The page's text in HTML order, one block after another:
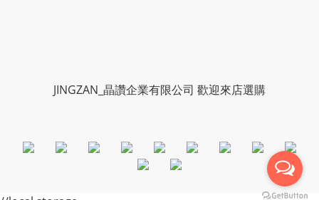
JINGZAN_晶讚企業有限公司 歡迎來店選購